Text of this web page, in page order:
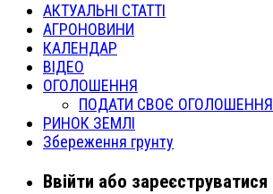
АКТУАЛЬНІ СТАТТІ
АГРОНОВИНИ
КАЛЕНДАР
ВІДЕО
ОГОЛОШЕННЯ
ПОДАТИ СВОЄ ОГОЛОШЕННЯ
РИНОК ЗЕМЛІ
Збереження грунту
Ввійти або зареєструватися